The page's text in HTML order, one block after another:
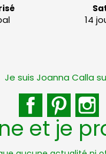
14
Je suis Joanna Calla
FacebookPinterest
et je